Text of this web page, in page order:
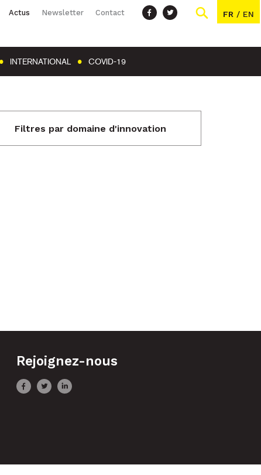
Actus Newsletter Contact FR / EN
INTERNATIONAL COVID-19
Filtres par domaine d'innovation
Rejoignez-nous